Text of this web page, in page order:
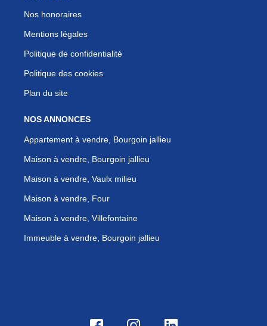
Nos honoraires
Mentions légales
Politique de confidentialité
Politique des cookies
Plan du site
NOS ANNONCES
Appartement à vendre, Bourgoin jallieu
Maison à vendre, Bourgoin jallieu
Maison à vendre, Vaulx milieu
Maison à vendre, Four
Maison à vendre, Villefontaine
Immeuble à vendre, Bourgoin jallieu